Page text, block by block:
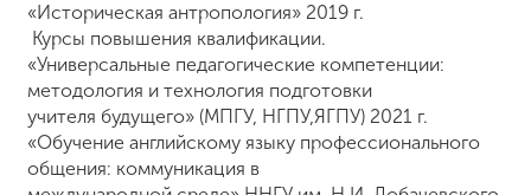
«Историческая антропология» 2019 г.
Курсы повышения квалификации.
«Универсальные педагогические компетенции:
методология и технология подготовки
учителя будущего» (МПГУ, НГПУ,ЯГПУ) 2021 г.
«Обучение английскому языку профессионального
общения: коммуникация в